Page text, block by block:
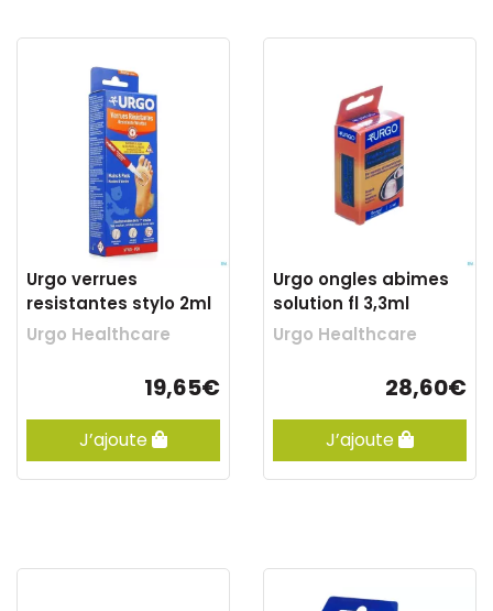
Urgo verrues
resistantes stylo 2ml
Urgo Healthcare
19,65€
J’ajoute
Urgo ongles abimes
solution fl 3,3ml
Urgo Healthcare
28,60€
J’ajoute